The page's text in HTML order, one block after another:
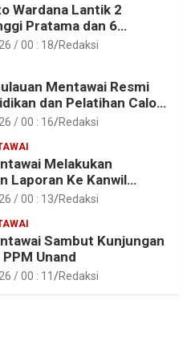
Wardana Lantik 2
Pratama dan 6
di Lingkungan
/ 00 : 18 Redaksi
Mentawai Resmi
dan Pelatihan Calon
Tahun 2026
/ 00 : 16 Redaksi
Melakukan
Laporan Ke Kanwil
BPN RI Sumbar
/ 00 : 13 Redaksi
Sambut Kunjungan
Unand
/ 00 : 11 Redaksi